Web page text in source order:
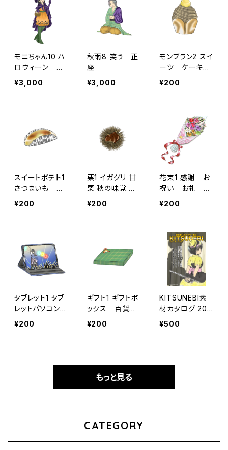
モニちゃん10 ハ
ロウィーン イ
ベント 魔女
コスプレ お菓
¥3,000
秋雨8 笑う 正
座
¥3,000
モンブラン2 スイ
ーツ ケーキ
洋菓子 パティ
¥200
スイートポテト1
さつまいも お
菓子 スイー
¥200
栗1 イガグリ 甘
栗 秋の味覚 マ
ロン トゲトゲ イ
¥200
花束1 感謝 お
祝い お礼 誕
生日 母の日
¥200
タブレット1 タブ
レットパソコン
スマートフォン
¥200
ギフト1 ギフトボ
ックス 百貨
店 ラッピン
¥200
KITSUNEBI素
材カタログ 202
4.2〜2024.7
¥500
もっと見る
CATEGORY